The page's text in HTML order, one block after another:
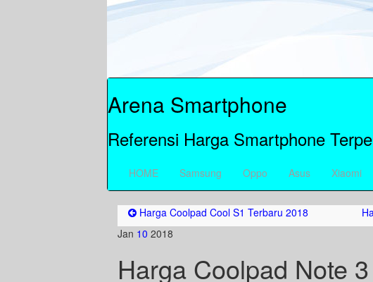
Arena Smartphone
Referensi Harga Smartphone
HOME Samsung Oppo Asus Xiaomi
Harga Coolpad Cool S1 Terbaru 2018
Jan 10 2018
Harga Coolpad Note